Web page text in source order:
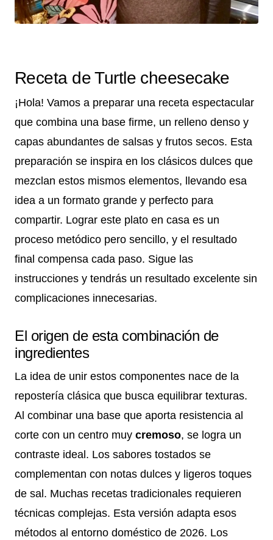
Receta de Turtle cheesecake
¡Hola! Vamos a preparar una receta espectacular
que combina una base firme, un relleno denso y
capas abundantes de salsas y frutos secos. Esta
preparación se inspira en los clásicos dulces que
mezclan estos mismos elementos, llevando esa
idea a un formato grande y perfecto para
compartir. Lograr este plato en casa es un
proceso metódico pero sencillo, y el resultado
final compensa cada paso. Sigue las
instrucciones y tendrás un resultado excelente sin
complicaciones innecesarias.
El origen de esta combinación de
ingredientes
La idea de unir estos componentes nace de la
repostería clásica que busca equilibrar texturas.
Al combinar una base que aporta resistencia al
corte con un centro muy cremoso, se logra un
contraste ideal. Los sabores tostados se
complementan con notas dulces y ligeros toques
de sal. Muchas recetas tradicionales requieren
técnicas complejas. Esta versión adapta esos
métodos al entorno doméstico de 2026. Los